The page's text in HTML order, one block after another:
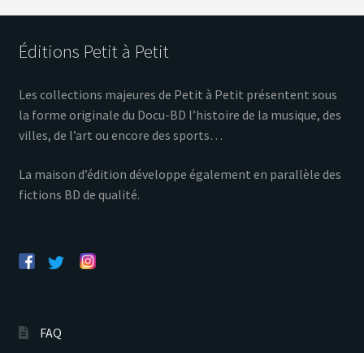
Éditions Petit à Petit
Les collections majeures de Petit à Petit présentent sous
la forme originale du Docu-BD l’histoire de la musique, des
villes, de l’art ou encore des sports…
La maison d’édition développe également en parallèle des
fictions BD de qualité.
FAQ